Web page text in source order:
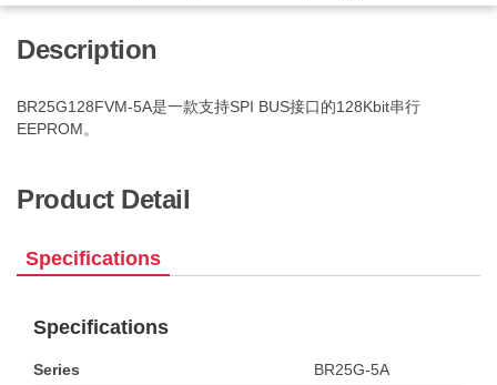
Description
BR25G128FVM-5A是一款支持SPI BUS接口的128Kbit串行
EEPROM。
Product Detail
Specifications
Specifications
Series BR25G-5A